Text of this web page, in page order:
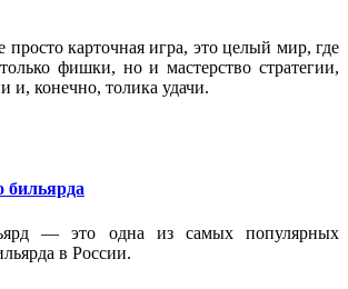
просто карточная игра, это целый мир, где
фишки, но и мастерство стратегии,
и, конечно, толика удачи.
бильярда
— это одна из самых популярных
в России.